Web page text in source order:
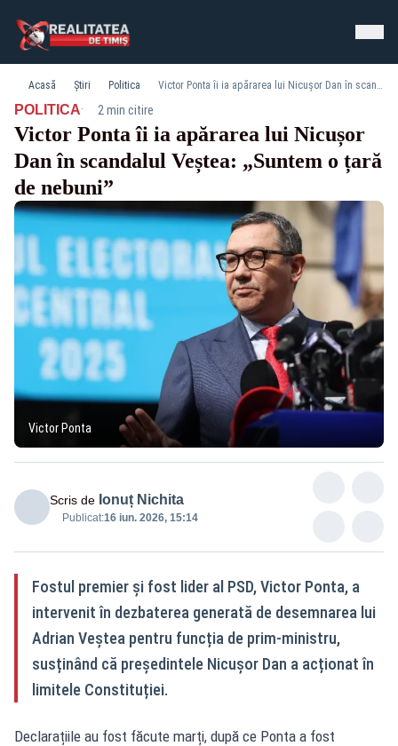
Acasă Știri Politica Victor Ponta îi ia apărarea lui Nicușor Dan în scandalul Veștea: „Suntem o țară de nebuni”
POLITICA· 2 min citire
Victor Ponta îi ia apărarea lui Nicușor
Dan în scandalul Veștea: „Suntem o țară
de nebuni”
Victor Ponta
Scris de Ionuț Nichita
Publicat:16 iun. 2026, 15:14
Fostul premier și fost lider al PSD, Victor Ponta, a
intervenit în dezbaterea generată de desemnarea lui
Adrian Veștea pentru funcția de prim-ministru,
susținând că președintele Nicușor Dan a acționat în
limitele Constituției.
Declarațiile au fost făcute marți, după ce Ponta a fost